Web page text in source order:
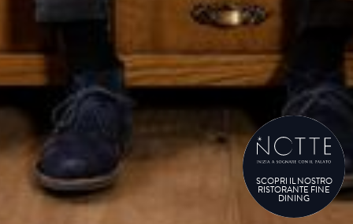
SCOPRI IL NOSTRO
RISTORANTE FINE
DINING